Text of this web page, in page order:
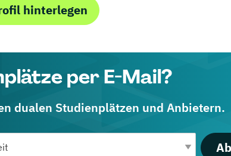
hinterlegen
per E-Mail?
dualen Studienplätzen und Anbietern.